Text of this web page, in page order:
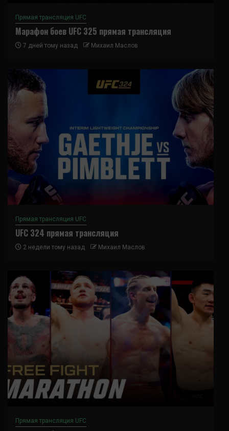
Прямая трансляция UFC
Марафон боев UFC 325 прямая трансляция
7 дней тому назад Михаил Маслов
Прямая трансляция UFC
UFC 324 прямая трансляция
2 недели тому назад Михаил Маслов
Прямая трансляция UFC